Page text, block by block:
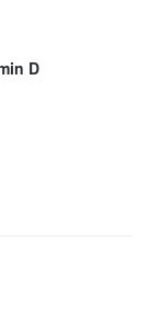
D